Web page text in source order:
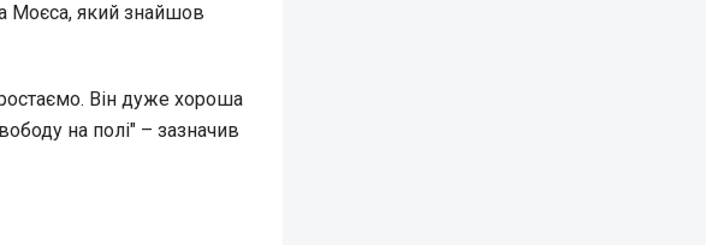
Моєса, який знайшов
Він дуже хороша
на полі" – зазначив